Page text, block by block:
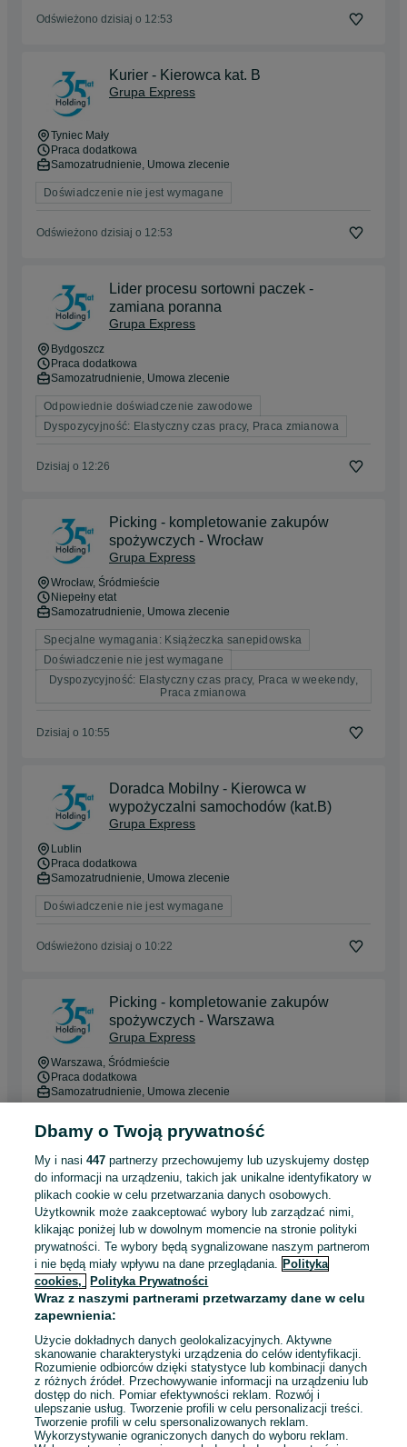
Odświeżono dzisiaj o 12:53
Kurier - Kierowca kat. B
Grupa Express
Tyniec Mały
Praca dodatkowa
Samozatrudnienie, Umowa zlecenie
Doświadczenie nie jest wymagane
Odświeżono dzisiaj o 12:53
Lider procesu sortowni paczek -
zamiana poranna
Grupa Express
Bydgoszcz
Praca dodatkowa
Samozatrudnienie, Umowa zlecenie
Odpowiednie doświadczenie zawodowe
Dyspozycyjność: Elastyczny czas pracy, Praca zmianowa
Dzisiaj o 12:26
Picking - kompletowanie zakupów
spożywczych - Wrocław
Grupa Express
Wrocław, Śródmieście
Niepełny etat
Samozatrudnienie, Umowa zlecenie
Specjalne wymagania: Książeczka sanepidowska
Doświadczenie nie jest wymagane
Dyspozycyjność: Elastyczny czas pracy, Praca w weekendy,
Praca zmianowa
Dzisiaj o 10:55
Doradca Mobilny - Kierowca w
wypożyczalni samochodów (kat.B)
Grupa Express
Lublin
Praca dodatkowa
Samozatrudnienie, Umowa zlecenie
Doświadczenie nie jest wymagane
Odświeżono dzisiaj o 10:22
Picking - kompletowanie zakupów
spożywczych - Warszawa
Grupa Express
Warszawa , Śródmieście
Praca dodatkowa
Samozatrudnienie, Umowa zlecenie
Pracownicy z Ukrainy: 🇺🇦 Запрошуємо людей з України
Odświeżono dzisiaj o 09:51
Doradca Mobilny - Kierowca kat. B w
Wypożyczalni Samochodów
Grupa Express
Suchy Las
Praca dodatkowa
Samozatrudnienie, Umowa zlecenie
Doświadczenie nie jest wymagane
Prawo jazdy: Kat. B
Pracownicy z Ukrainy: 🇺🇦 Запрошуємо людей з України
(Zapraszamy pracowników z Ukrainy)
Dzisiaj o 09:24
Dbamy o Twoją prywatność
My i nasi447 partnerzy przechowujemy lub uzyskujemy dostęp
do informacji na urządzeniu, takich jak unikalne identyfikatory w
plikach cookie w celu przetwarzania danych osobowych.
Użytkownik może zaakceptować wybory lub zarządzać nimi,
klikając poniżej lub w dowolnym momencie na stronie polityki
prywatności. Te wybory będą sygnalizowane naszym partnerom
i nie będą miały wpływu na dane przeglądania. Polityka
cookies,
Polityka Prywatności
Wraz z naszymi partnerami przetwarzamy dane w celu
zapewnienia:
Użycie dokładnych danych geolokalizacyjnych. Aktywne
skanowanie charakterystyki urządzenia do celów identyfikacji.
Rozumienie odbiorców dzięki statystyce lub kombinacji danych
z różnych źródeł. Przechowywanie informacji na urządzeniu lub
dostęp do nich. Pomiar efektywności reklam. Rozwój i
ulepszanie usług. Tworzenie profili w celu personalizacji treści.
Tworzenie profili w celu spersonalizowanych reklam.
Wykorzystywanie ograniczonych danych do wyboru reklam.